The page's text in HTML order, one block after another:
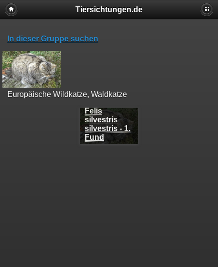
Tiersichtungen.de
In dieser Gruppe suchen
Europäische Wildkatze, Waldkatze
Felis
silvestris
silvestris - 1.
Fund